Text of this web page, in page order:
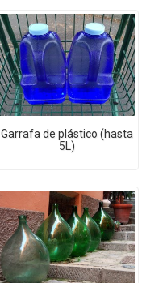
Garrafa de plástico (hasta
5L)